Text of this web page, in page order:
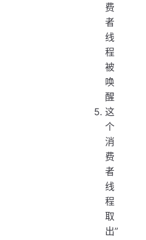
费
者
线
程
被
唤
醒
这
个
消
费
者
线
程
取
出”